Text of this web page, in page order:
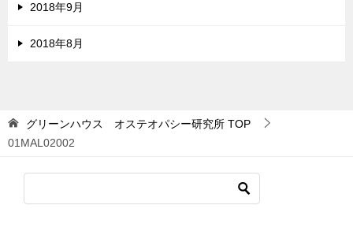
2018年9月
2018年8月
グリーンハウス オステオパシー研究所 TOP
01MAL02002